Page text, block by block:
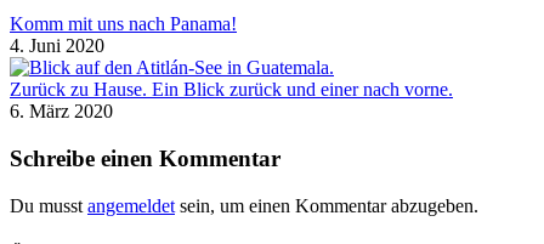
Komm mit uns nach Panama!
4. Juni 2020
Zurück zu Hause. Ein Blick zurück und einer nach vorne.
6. März 2020
Schreibe einen Kommentar
Du musst angemeldet sein, um einen Kommentar abzugeben.